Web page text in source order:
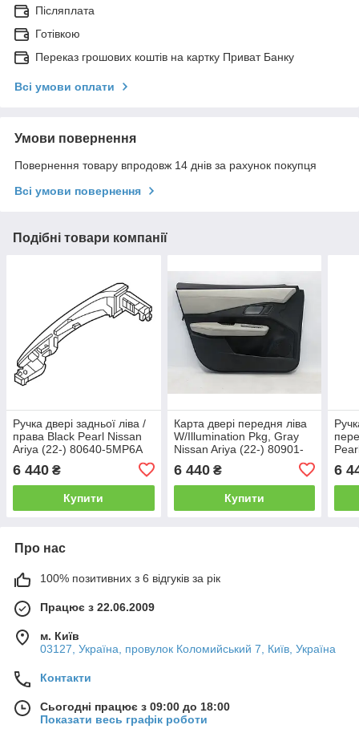
Післяплата
Готівкою
Переказ грошових коштів на картку Приват Банку
Всі умови оплати
Умови повернення
Повернення товару впродовж 14 днів за рахунок покупця
Всі умови повернення
Подібні товари компанії
Ручка двері задньої ліва /
права Black Pearl Nissan
Ariya (22-) 80640-5MP6A
6 440 ₴
Купити
Карта двері передня ліва
W/Illumination Pkg, Gray
Nissan Ariya (22-) 80901-
6 440₴
Купити
6
Про нас
100% позитивних з 6 відгуків за рік
Працює з 22.06.2009
м. Київ
03127, Україна, провулок Коломийський 7, Київ, Україна
Контакти
Сьогодні працює з 09:00 до 18:00
Показати весь графік роботи